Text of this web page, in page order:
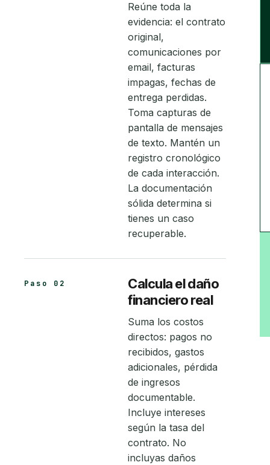
Reúne toda la
evidencia: el contrato
original,
comunicaciones por
email, facturas
impagas, fechas de
entrega perdidas.
Toma capturas de
pantalla de mensajes
de texto. Mantén un
registro cronológico
de cada interacción.
La documentación
sólida determina si
tienes un caso
recuperable.
Paso 02
Calcula el daño
financiero real
Suma los costos
directos: pagos no
recibidos, gastos
adicionales, pérdida
de ingresos
documentable.
Incluye intereses
según la tasa del
contrato. No
incluyas daños